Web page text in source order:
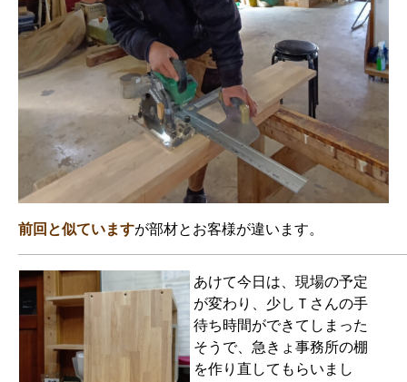
前回と似ていますが部材とお客様が違います。
あけて今日は、現場の予定
が変わり、少しＴさんの手
待ち時間ができてしまった
そうで、急きょ事務所の棚
を作り直してもらいまし